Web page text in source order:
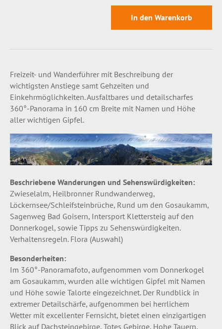
Freizeit- und Wanderführer mit Beschreibung der
wichtigsten Anstiege samt Gehzeiten und
Einkehrmöglichkeiten. Ausfaltbares und detailscharfes
360°-Panorama in 160 cm Breite mit Namen und Höhe
aller wichtigen Gipfel.
Beschriebene Wanderungen und Sehenswürdigkeiten:
Zwieselalm, Heilbronner Rundwanderweg,
Löckernsee/Schleifsteinbrüche, Rund um den Gosaukamm,
Sagenweg Bad Goisern, Intersport Klettersteig auf den
Donnerkogel, sowie Tipps zu Sehenswürdigkeiten.
Verhaltensregeln. Flora (Auswahl)
Besonderheiten:
Im 360°-Panoramafoto, aufgenommen vom Donnerkogel
am Gosaukamm, wurden alle wichtigen Gipfel mit Namen
und Höhe sowie Talorte eingezeichnet. Der Rundblick in
extremer Detailschärfe, aufgenommen bei herrlichem
Wetter mit excellenter Fernsicht, bietet einen einzigartigen
Blick auf Dachsteingebirge, Totes Gebirge, Hohe Tauern,